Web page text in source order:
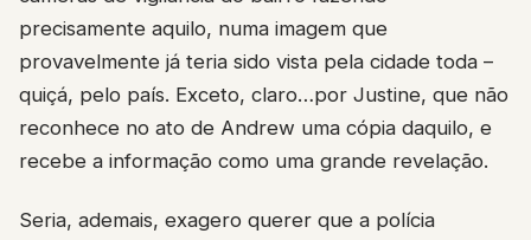
precisamente aquilo, numa imagem que
provavelmente já teria sido vista pela cidade toda –
quiçá, pelo país. Exceto, claro…por Justine, que não
reconhece no ato de Andrew uma cópia daquilo, e
recebe a informação como uma grande revelação.
Seria, ademais, exagero querer que a polícia